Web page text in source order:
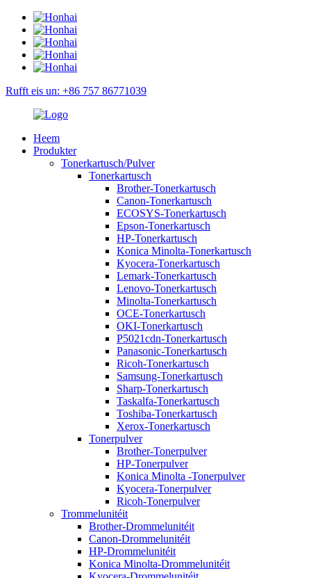
Rufft eis un: +86 757 86771039
Heem
Produkter
Tonerkartusch/Pulver
Tonerkartusch
Brother-Tonerkartusch
Canon-Tonerkartusch
ECOSYS-Tonerkartusch
Epson-Tonerkartusch
HP-Tonerkartusch
Konica Minolta-Tonerkartusch
Kyocera-Tonerkartusch
Lemark-Tonerkartusch
Lenovo-Tonerkartusch
Minolta-Tonerkartusch
OCE-Tonerkartusch
OKI-Tonerkartusch
P5021cdn-Tonerkartusch
Panasonic-Tonerkartusch
Ricoh-Tonerkartusch
Samsung-Tonerkartusch
Sharp-Tonerkartusch
Taskalfa-Tonerkartusch
Toshiba-Tonerkartusch
Xerox-Tonerkartusch
Tonerpulver
Brother-Tonerpulver
HP-Tonerpulver
Konica Minolta -Tonerpulver
Kyocera-Tonerpulver
Ricoh-Tonerpulver
Trommelunitéit
Brother-Drommelunitéit
Canon-Drommelunitéit
HP-Drommelunitéit
Konica Minolta-Drommelunitéit